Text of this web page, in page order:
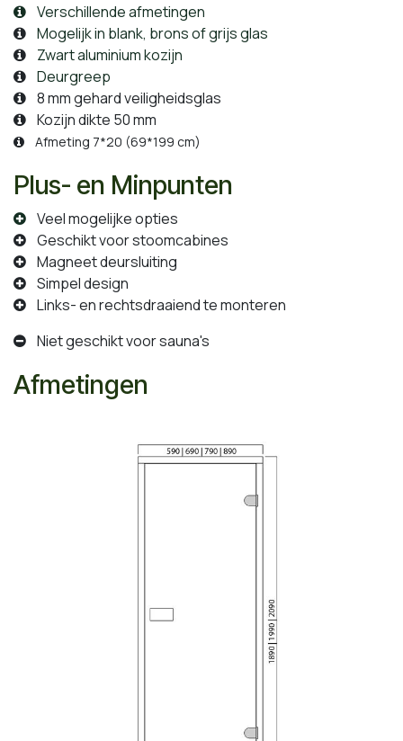
Verschillende afmetingen
Mogelijk in blank, brons of grijs glas
Zwart aluminium kozijn
Deurgreep
8 mm gehard veiligheidsglas
Kozijn dikte 50 mm
Afmeting 7*20 (69*199 cm)
Plus- en Minpunten
Veel mogelijke opties
Geschikt voor stoomcabines
Magneet deursluiting
Simpel design
Links- en rechtsdraaiend te monteren
Niet geschikt voor sauna's
Afmetingen